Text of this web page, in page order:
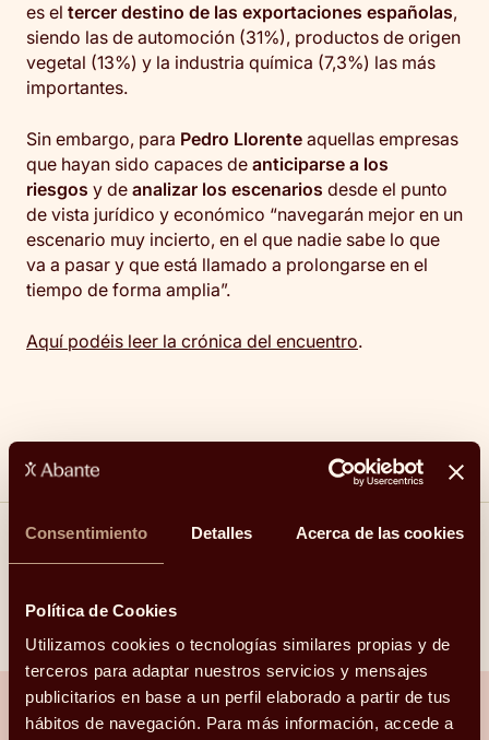
Consentimiento Detalles Acerca de las cookies
Política de Cookies
Utilizamos cookies o tecnologías similares propias y de
terceros para adaptar nuestros servicios y mensajes
publicitarios en base a un perfil elaborado a partir de tus
hábitos de navegación. Para más información, accede a
es el tercer destino de las exportaciones españolas,
siendo las de automoción (31%), productos de origen
vegetal (13%) y la industria química (7,3%) las más
importantes.
Sin embargo, para Pedro Llorente aquellas empresas
que hayan sido capaces de anticiparse a los
riesgos y de analizar los escenarios desde el punto
de vista jurídico y económico “navegarán mejor en un
escenario muy incierto, en el que nadie sabe lo que
va a pasar y que está llamado a prolongarse en el
tiempo de forma amplia”.
Aquí podéis leer la crónica del encuentro.
Compartir